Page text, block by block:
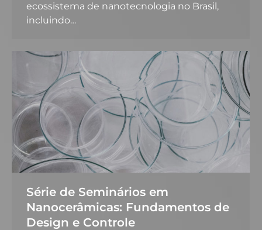
ecossistema de nanotecnologia no Brasil,
incluindo…
Série de Seminários em
Nanocerâmicas: Fundamentos de
Design e Controle